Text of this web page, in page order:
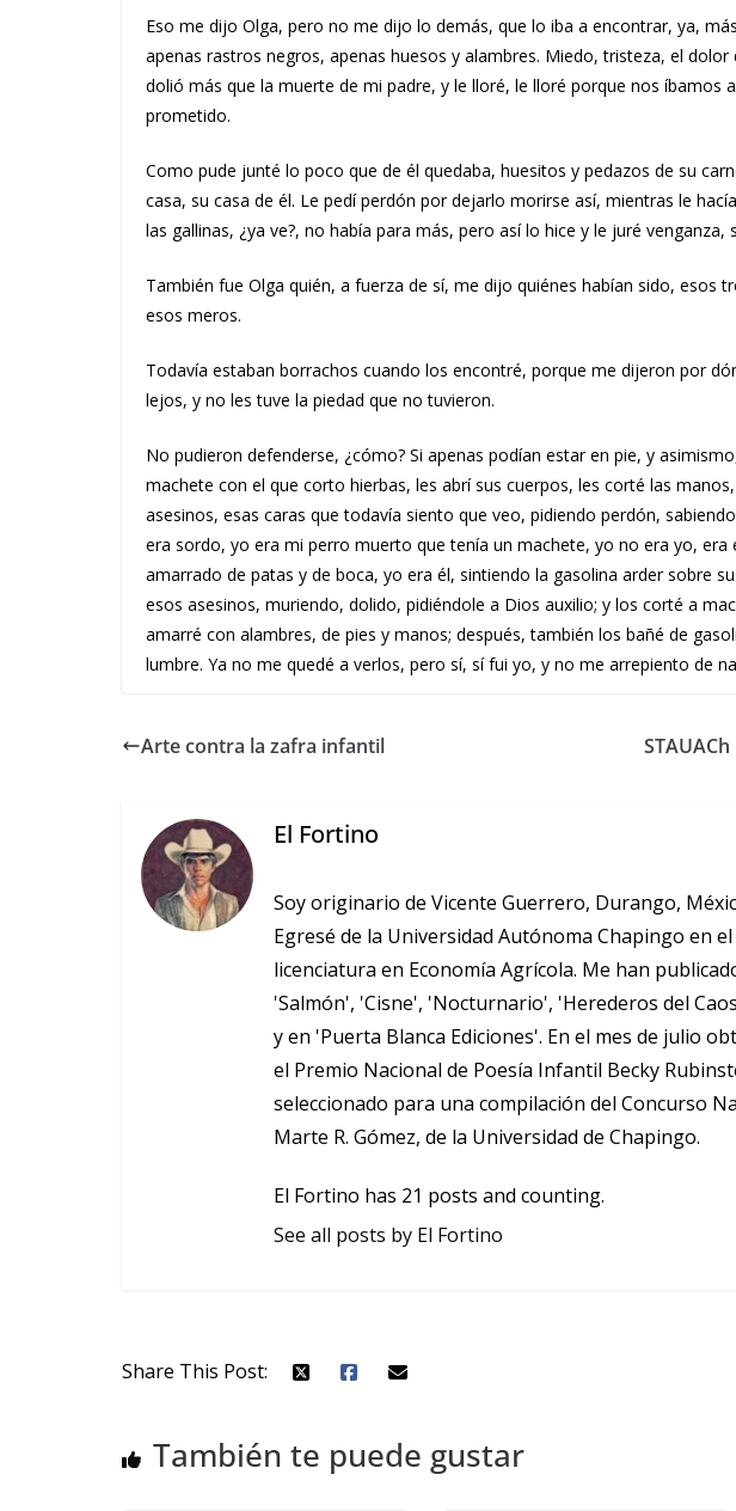
Eso me dijo Olga, pero no me dijo lo demás, que lo iba a encontrar, ya,
apenas rastros negros, apenas huesos y alambres. Miedo, tristeza, el
dolió más que la muerte de mi padre, y le lloré, le lloré porque nos íbamos
prometido.
Como pude junté lo poco que de él quedaba, huesitos y pedazos de su
casa, su casa de él. Le pedí perdón por dejarlo morirse así, mientras le
las gallinas, ¿ya ve?, no había para más, pero así lo hice y le juré venganza,
También fue Olga quién, a fuerza de sí, me dijo quiénes habían sido, esos
esos meros.
Todavía estaban borrachos cuando los encontré, porque me dijeron por
lejos, y no les tuve la piedad que no tuvieron.
No pudieron defenderse, ¿cómo? Si apenas podían estar en pie, y
machete con el que corto hierbas, les abrí sus cuerpos, les corté las
asesinos, esas caras que todavía siento que veo, pidiendo perdón,
era sordo, yo era mi perro muerto que tenía un machete, yo no era yo,
amarrado de patas y de boca, yo era él, sintiendo la gasolina arder sobre
esos asesinos, muriendo, dolido, pidiéndole a Dios auxilio; y los corté a
amarré con alambres, de pies y manos; después, también los bañé de
lumbre. Ya no me quedé a verlos, pero sí, sí fui yo, y no me arrepiento de
Arte contra la zafra infantil
El Fortino
Soy originario de Vicente Guerrero, Durango,
Egresé de la Universidad Autónoma Chapingo en
licenciatura en Economía Agrícola. Me han
'Salmón', 'Cisne', 'Nocturnario', 'Herederos del
y en 'Puerta Blanca Ediciones'. En el mes de julio
el Premio Nacional de Poesía Infantil Becky
seleccionado para una compilación del Concurso
Marte R. Gómez, de la Universidad de Chapingo.
El Fortino has 21 posts and counting.
See all posts by El Fortino
Share This Post:
También te puede gustar